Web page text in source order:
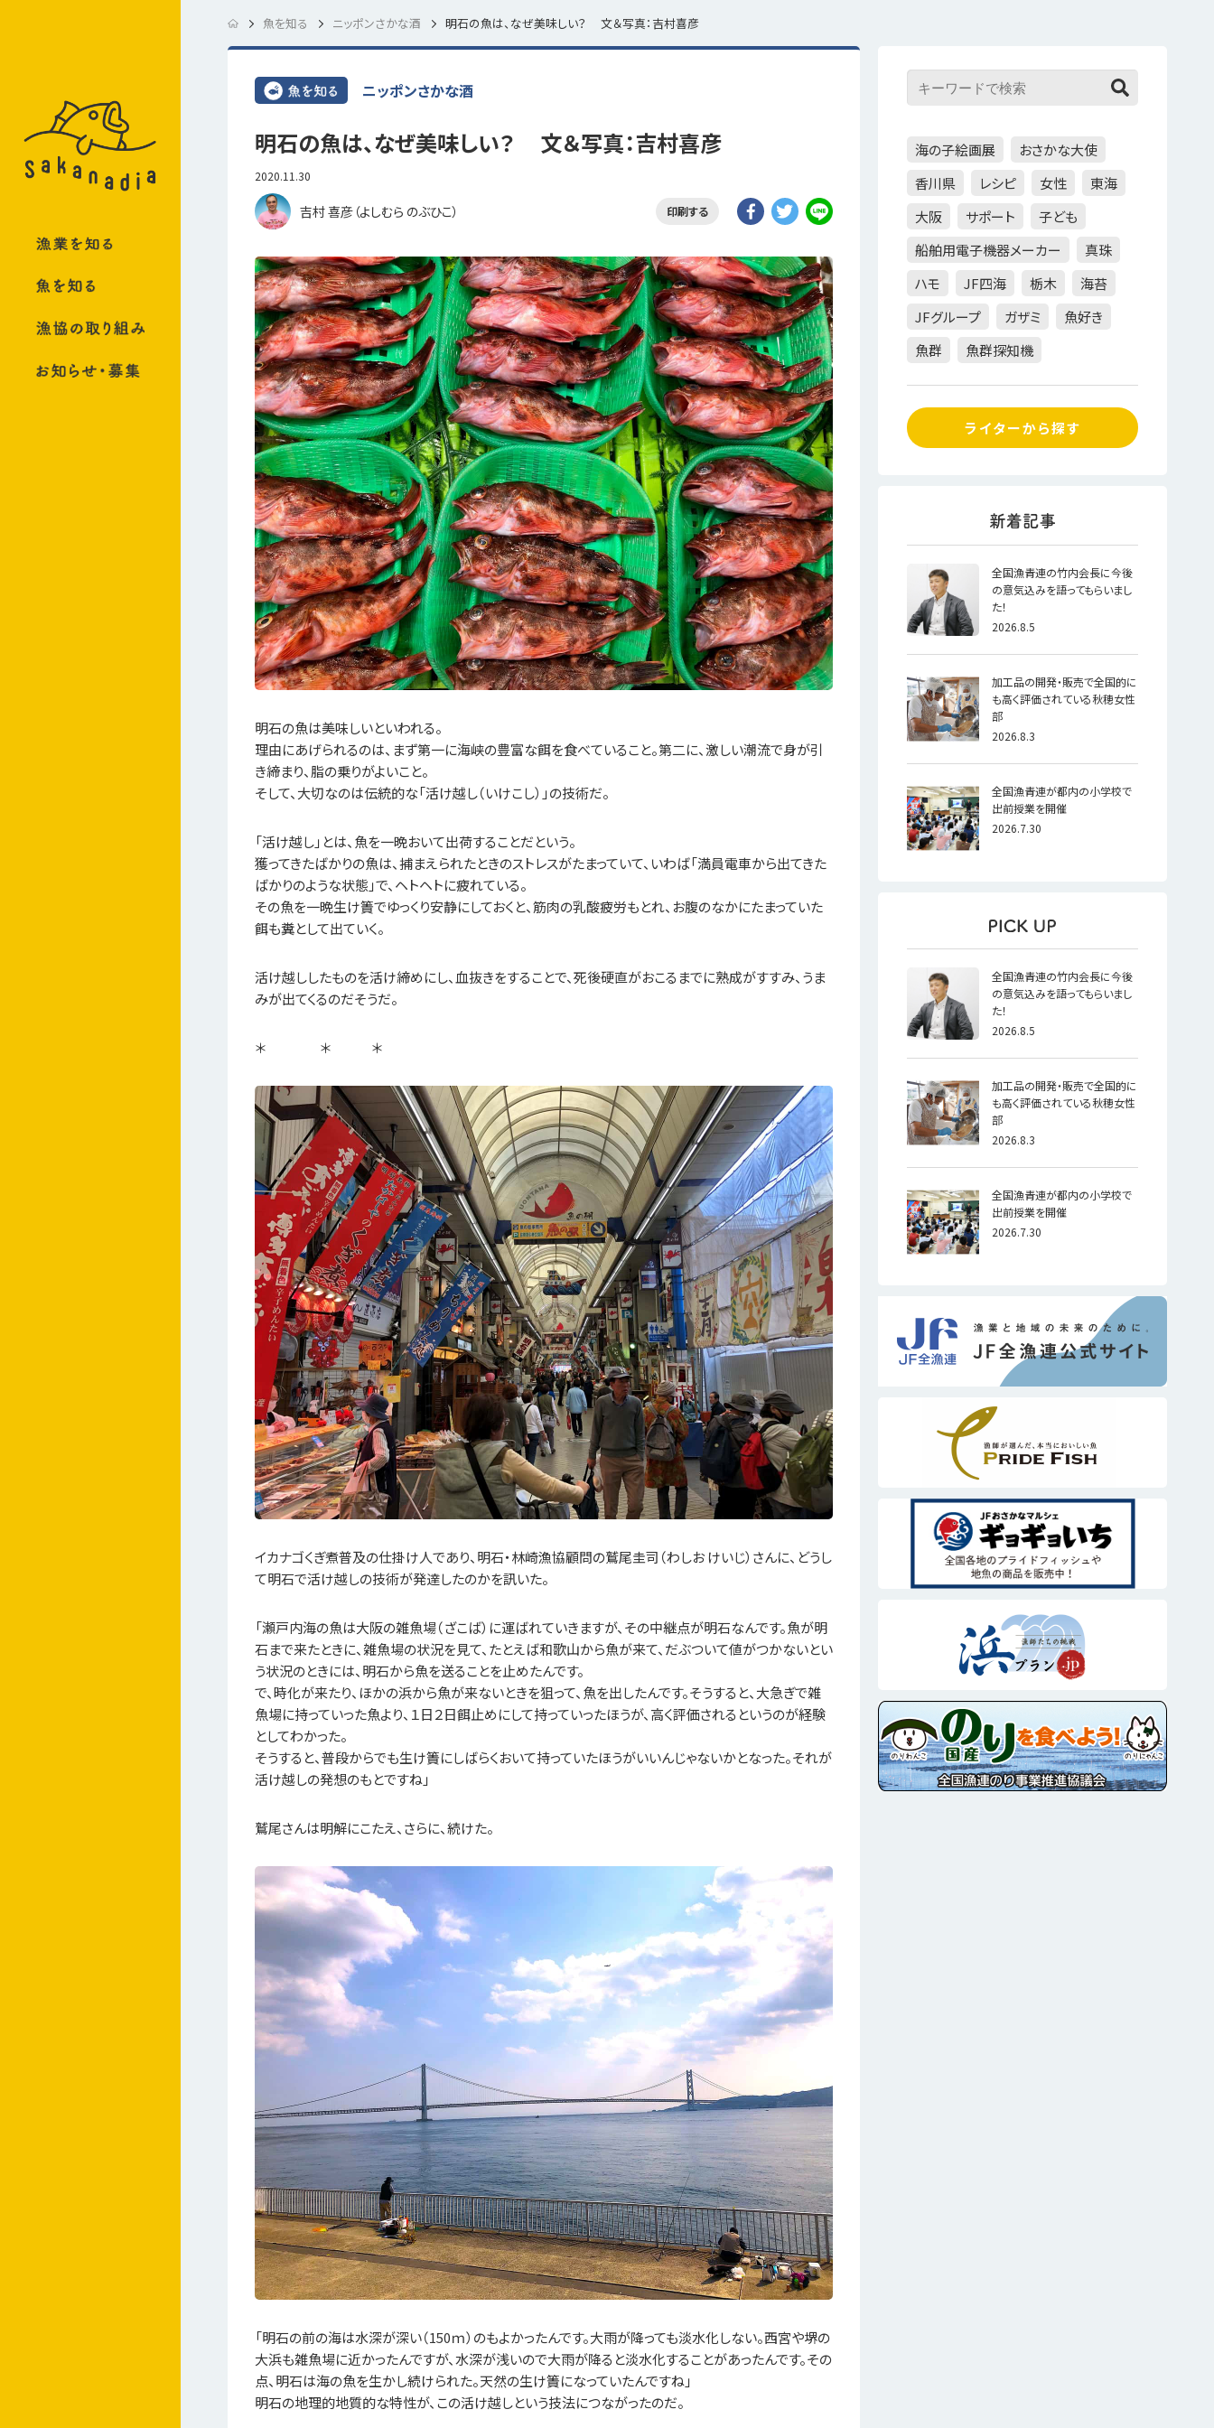
魚を知る ニッポンさかな酒 明石の魚は、なぜ美味しい？ 文＆写真：吉村喜彦
ニッポンさかな酒
明石の魚は、なぜ美味しい？ 文＆写真：吉村喜彦
2020.11.30
吉村 喜彦（よしむら のぶひこ） 印刷する
明石の魚は美味しいといわれる。
理由にあげられるのは、まず第一に海峡の豊富な餌を食べていること。第二に、激しい潮流で身が引
き締まり、脂の乗りがよいこと。
そして、大切なのは伝統的な「活け越し（いけこし）」の技術だ。
「活け越し」とは、魚を一晩おいて出荷することだという。
獲ってきたばかりの魚は、捕まえられたときのストレスがたまっていて、いわば「満員電車から出てきた
ばかりのような状態」で、ヘトヘトに疲れている。
その魚を一晩生け簀でゆっくり安静にしておくと、筋肉の乳酸疲労もとれ、お腹のなかにたまっていた
餌も糞として出ていく。
活け越ししたものを活け締めにし、血抜きをすることで、死後硬直がおこるまでに熟成がすすみ、うま
みが出てくるのだそうだ。
＊ ＊ ＊
イカナゴくぎ煮普及の仕掛け人であり、明石・林崎漁協顧問の鷲尾圭司（わしお けいじ）さんに、どうし
て明石で活け越しの技術が発達したのかを訊いた。
「瀬戸内海の魚は大阪の雑魚場（ざこば）に運ばれていきますが、その中継点が明石なんです。魚が明
石まで来たときに、雑魚場の状況を見て、たとえば和歌山から魚が来て、だぶついて値がつかないとい
う状況のときには、明石から魚を送ることを止めたんです。
で、時化が来たり、ほかの浜から魚が来ないときを狙って、魚を出したんです。そうすると、大急ぎで雑
魚場に持っていった魚より、１日２日餌止めにして持っていったほうが、高く評価されるというのが経験
としてわかった。
そうすると、普段からでも生け簀にしばらくおいて持っていたほうがいいんじゃないかとなった。それが
活け越しの発想のもとですね」
鷲尾さんは明解にこたえ、さらに、続けた。
「明石の前の海は水深が深い（150ｍ）のもよかったんです。大雨が降っても淡水化しない。西宮や堺の
大浜も雑魚場に近かったんですが、水深が浅いので大雨が降ると淡水化することがあったんです。その
点、明石は海の魚を生かし続けられた。天然の生け簀になっていたんですね」
明石の地理的地質的な特性が、この活け越しという技法につながったのだ。
海の子絵画展
おさかな大使
香川県
レシピ 女性
東海
大阪
サポート
子ども
船舶用電子機器メーカー
真珠
ハモ
JF四海 栃木
海苔
JFグループ
ガザミ
魚好き
魚群
魚群探知機
ライターから探す
全国漁青連の竹内会長に今後
の意気込みを語ってもらいまし
た！
2026.8.5
加工品の開発・販売で全国的に
も高く評価されている秋穂女性
部
2026.8.3
全国漁青連が都内の小学校で
出前授業を開催
2026.7.30
全国漁青連の竹内会長に今後
の意気込みを語ってもらいまし
た！
2026.8.5
加工品の開発・販売で全国的に
も高く評価されている秋穂女性
部
2026.8.3
全国漁青連が都内の小学校で
出前授業を開催
2026.7.30